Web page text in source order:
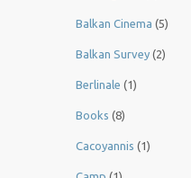
Balkan Cinema (5)
Balkan Survey (2)
Berlinale (1)
Books (8)
Cacoyannis (1)